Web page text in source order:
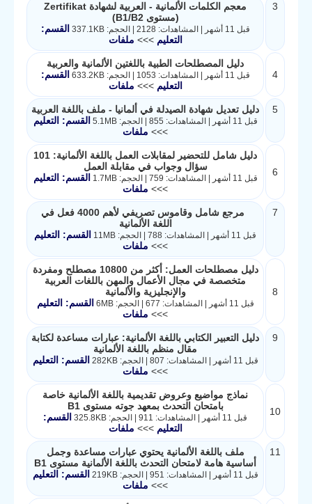
3
معجم الكلمات الألمانية - العربية لشهادة Zertifikat
(مستوى B1/B2)
قبل 11 أشهر | المشاهدات: 2128 | الحجم: 337.1KB
القسم:
التعليم>>> ملفات
4
دليل المصطلحات الطبية باللغتين الألمانية والعربية
قبل 11 أشهر | المشاهدات: 1053 | الحجم: 633.2KB
القسم:
التعليم>>> ملفات
5 دليل تعديل شهادة الصيدلة في ألمانيا - ملف باللغة العربية
قبل 11 أشهر | المشاهدات: 855 | الحجم: 5.1MB
القسم: التعليم
>>> ملفات
6
دليل شامل للتحضير لمقابلات العمل باللغة الألمانية: 101
سؤال وجواب في مقابلة العمل
قبل 11 أشهر | المشاهدات: 759 | الحجم: 1.7MB
القسم: التعليم
>>> ملفات
7
مرجع شامل وقاموس تصريفي لأهم 4000 فعل في
اللغة الألمانية
قبل 11 أشهر | المشاهدات: 788 | الحجم: 11MB
القسم: التعليم
>>> ملفات
8
دليل مصطلحات العمل: أكثر من 10800 مصطلح ومفردة
متخصصة في مجال الأعمال والمهن باللغات العربية
والإنجليزية والألمانية
قبل 11 أشهر | المشاهدات: 677 | الحجم: 6MB
القسم: التعليم
>>> ملفات
9
دليل التعبير الكتابي باللغة الألمانية: عبارات مساعدة لكتابة
مقال منظم باللغة الألمانية
قبل 11 أشهر | المشاهدات: 807 | الحجم: 282KB
القسم: التعليم
>>> ملفات
10
نماذج مواضيع وعروض تقديمية باللغة الألمانية خاصة
بامتحان التحدث بمعهد جوته مستوى B1
قبل 11 أشهر | المشاهدات: 911 | الحجم: 325.8KB
القسم:
التعليم>>> ملفات
11
ملف باللغة الألمانية يحتوي عبارات مساعدة وجمل
أساسية هامة لامتحان التحدث باللغة الألمانية مستوى B1
قبل 11 أشهر | المشاهدات: 951 | الحجم: 219KB
القسم: التعليم
>>> ملفات